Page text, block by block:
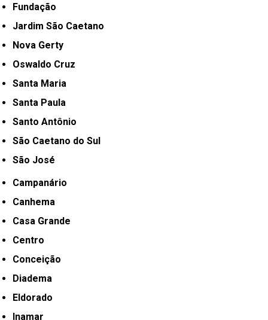
Fundação
Jardim São Caetano
Nova Gerty
Oswaldo Cruz
Santa Maria
Santa Paula
Santo Antônio
São Caetano do Sul
São José
Campanário
Canhema
Casa Grande
Centro
Conceição
Diadema
Eldorado
Inamar